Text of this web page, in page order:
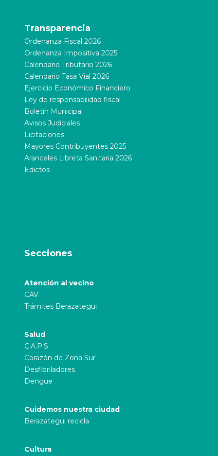
Transparencia
Ordenanza Fiscal 2026
Ordenanza Impositiva 2025
Calendario Tributario 2026
Calendario Tasa Vial 2026
Ejercicio Económico Financiero
Ley de responsabilidad fiscal
Boletín Municipal
Avisos Judiciales
Licitaciones
Mayores Contribuyentes 2025
Aranceles Libreta Sanitaria 2026
Edictos
Secciones
Atención al vecino
CAV
Trámites Berazategui
Salud
C.A.P.S.
Corazón de Zona Sur
Desfibriladores
Dengue
Cuidemos nuestra ciudad
Berazategui recicla
Cultura